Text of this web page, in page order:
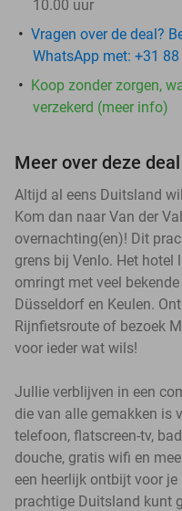
10.00 uur
Vragen over de deal?
WhatsApp met: +31
Koop zonder zorgen,
verzekerd (meer info)
Meer over deze deal
Altijd al eens Duitsland
Kom dan naar Van der
overnachting(en)! Dit
grens bij Venlo. Het hotel
omringt met veel
Düsseldorf en Keulen.
Rijnfietsroute of bezoek
voor ieder wat wils!
Jullie verblijven in een
die van alle gemakken is
telefoon, flatscreen-tv,
douche, gratis wifi en
een heerlijk ontbijt voor
prachtige Duitsland kunt